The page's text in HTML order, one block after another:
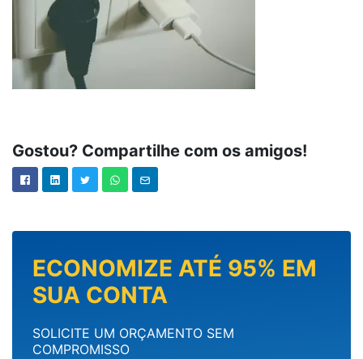
Gostou? Compartilhe com os amigos!
ECONOMIZE ATÉ 95% EM
SUA CONTA
SOLICITE UM ORÇAMENTO SEM
COMPROMISSO